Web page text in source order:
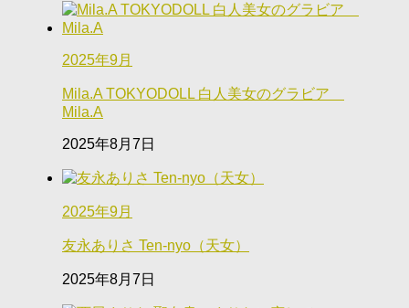
2025年9月
Mila.A TOKYODOLL 白人美女のグラビア
Mila.A
2025年8月7日
2025年9月
友永ありさ Ten-nyo（天女）
2025年8月7日